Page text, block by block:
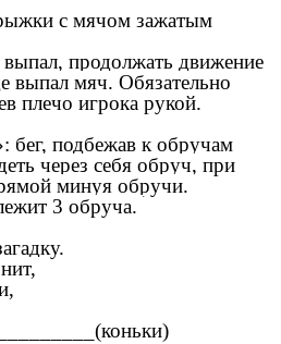
с мячом зажатым
продолжать движение
выпал мяч. Обязательно
плечо игрока рукой.
бег, подбежав к обручам
через себя обруч, при
минуя обручи.
3 обруча.